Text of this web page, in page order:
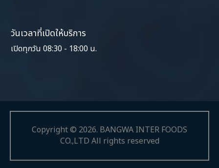
วันเวลาที่เปิดให้บริการ
เปิดทุกวัน 08:30 - 18:00 น.
Copyright © 2026. BANGWA INTER FOODS
CO.,LTD All rights reserved